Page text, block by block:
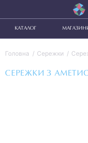
КАТАЛОГ
Головна Сережки
СЕРЕЖКИ З